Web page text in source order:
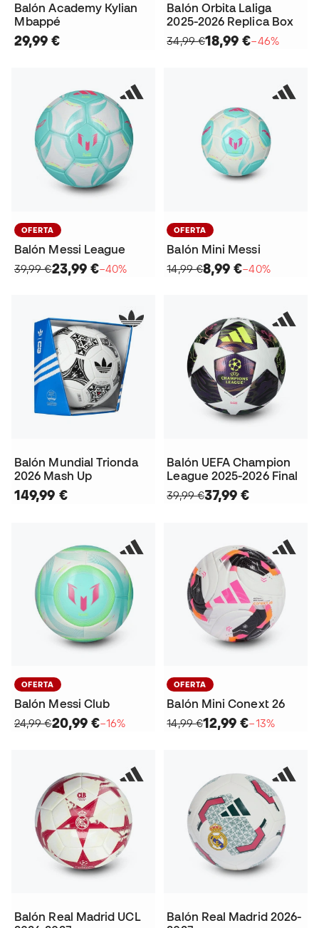
Balón Academy Kylian
Mbappé
29,99 €
Balón Orbita Laliga
2025-2026 Replica Box
34,99 €18,99 €−46%
OFERTA
Balón Messi League
39,99 €23,99 €−40%
OFERTA
Balón Mini Messi
14,99 €8,99 €−40%
Balón Mundial Trionda
2026 Mash Up
149,99 €
Balón UEFA Champion
League 2025-2026 Final
39,99 €37,99 €
OFERTA
Balón Messi Club
24,99 €20,99 €−16%
OFERTA
Balón Mini Conext 26
14,99 €12,99 €−13%
Balón Real Madrid UCL
Balón Real Madrid 2026-